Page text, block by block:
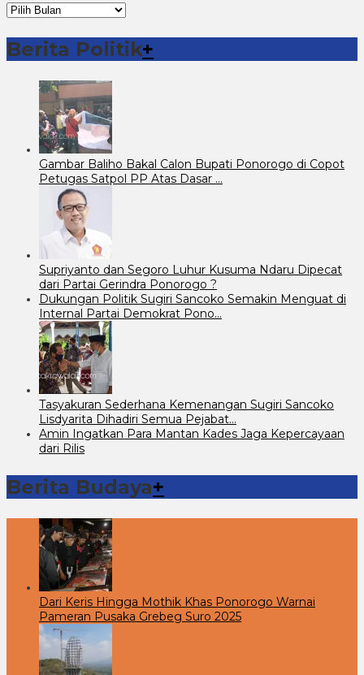
Arsip
Berita
Berita Politik+
Gambar Baliho Bakal Calon Bupati Ponorogo di Copot
Petugas Satpol PP Atas Dasar …
Supriyanto dan Segoro Luhur Kusuma Ndaru Dipecat
dari Partai Gerindra Ponorogo ?
Dukungan Politik Sugiri Sancoko Semakin Menguat di
Internal Partai Demokrat Pono…
Tasyakuran Sederhana Kemenangan Sugiri Sancoko
Lisdyarita Dihadiri Semua Pejabat…
Amin Ingatkan Para Mantan Kades Jaga Kepercayaan
dari Rilis
Berita Budaya+
Dari Keris Hingga Mothik Khas Ponorogo Warnai
Pameran Pusaka Grebeg Suro 2025